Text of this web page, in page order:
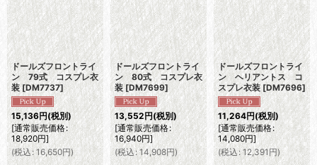
ドールズフロントライ
ン 79式 コスプレ衣
装 [DM7737]
15,136円(税別)
[通常販売価格:
18,920円]
(税込: 16,650円)
ドールズフロントライ
ン 80式 コスプレ衣
装 [DM7699]
13,552円(税別)
[通常販売価格:
16,940円]
(税込: 14,908円)
ドールズフロントライ
ン ヘリアントス コ
スプレ衣装 [DM7696]
11,264円(税別)
[通常販売価格:
14,080円]
(税込: 12,391 円)